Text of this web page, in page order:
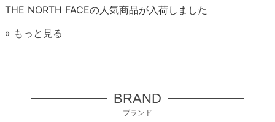
THE NORTH FACEの人気商品が入荷しました
» もっと見る
BRAND
ブランド